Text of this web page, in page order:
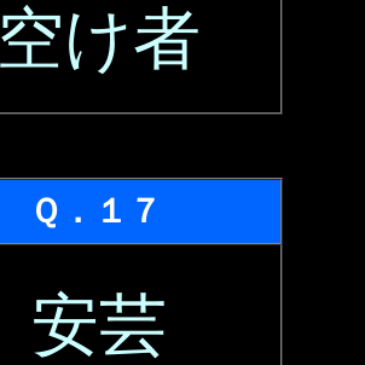
空け者
Ｑ．１７
安芸